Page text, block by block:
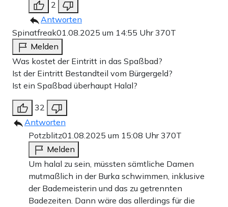
2
Antworten
Spinatfreak01.08.2025 um 14:55 Uhr370T
Melden
Was kostet der Eintritt in das Spaßbad?
Ist der Eintritt Bestandteil vom Bürgergeld?
Ist ein Spaßbad überhaupt Halal?
32
Antworten
Potzblitz01.08.2025 um 15:08 Uhr370T
Melden
Um halal zu sein, müssten sämtliche Damen
mutmaßlich in der Burka schwimmen, inklusive
der Bademeisterin und das zu getrennten
Badezeiten. Dann wäre das allerdings für die